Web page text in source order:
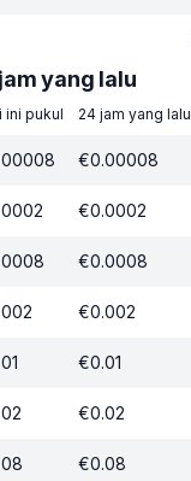
yang lalu
ini pukul 24 jam yang lalu
€0.00008
€0.0002
€0.0008
€0.002
€0.01
€0.02
€0.08